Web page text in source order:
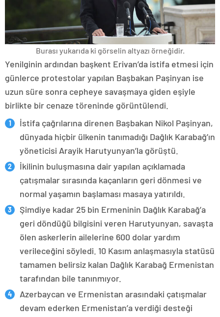
Burası yukarıda ki görselin altyazı örneğidir.
Yenilginin ardından başkent Erivan’da istifa etmesi için
günlerce protestolar yapılan Başbakan Paşinyan ise
uzun süre sonra cepheye savaşmaya giden eşiyle
birlikte bir cenaze töreninde görüntülendi.
İstifa çağrılarına direnen Başbakan Nikol Paşinyan,
dünyada hiçbir ülkenin tanımadığı Dağlık Karabağ’ın
yöneticisi Arayik Harutyunyan’la görüştü.
İkilinin buluşmasına dair yapılan açıklamada
çatışmalar sırasında kaçanların geri dönmesi ve
normal yaşamın başlaması masaya yatırıldı.
Şimdiye kadar 25 bin Ermeninin Dağlık Karabağ’a
geri döndüğü bilgisini veren Harutyunyan, savaşta
ölen askerlerin ailelerine 600 dolar yardım
verileceğini söyledi. 10 Kasım anlaşmasıyla statüsü
tamamen belirsiz kalan Dağlık Karabağ Ermenistan
tarafından bile tanınmıyor.
Azerbaycan ve Ermenistan arasındaki çatışmalar
devam ederken Ermenistan’a verdiği desteği